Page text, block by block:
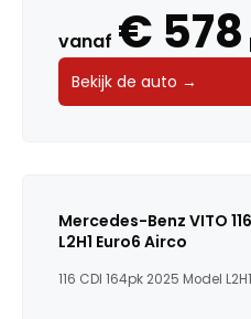
vanaf € 578
Bekijk de auto →
Mercedes-Benz VITO
L2H1 Euro6 Airco
116 CDI 164pk 2025 Model